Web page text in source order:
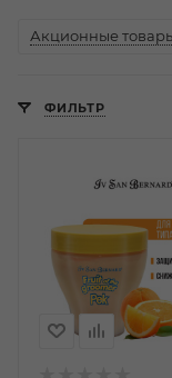
Акционные
ФИЛЬТР